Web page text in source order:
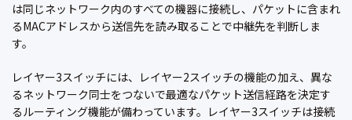
は同じネットワーク内のすべての機器に接続し、パケットに含まれ
るMACアドレスから送信先を読み取ることで中継先を判断しま
す。
レイヤー3スイッチには、レイヤー2スイッチの機能の加え、異な
るネットワーク同士をつないで最適なパケット送信経路を決定す
るルーティング機能が備わっています。レイヤー3スイッチは接続